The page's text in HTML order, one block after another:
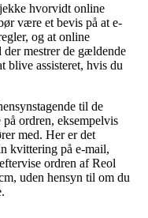
hvorvidt online
være et bevis på at e-
og at online
mestrer de gældende
blive assisteret, hvis du
til de
ordren, eksempelvis
med. Her er det
kvittering på e-mail,
ordren af Reol
uden hensyn til om du